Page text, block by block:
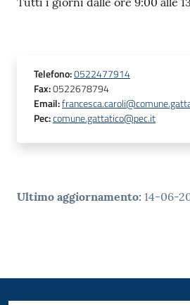
Telefono:0522477914
Fax:0522678794
Email:
Pec:comune.gattatico@pec.it
Ultimo aggiornamento: 14-06-